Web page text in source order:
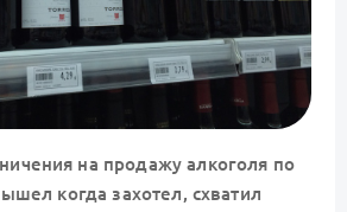
на продажу алкоголя по
когда захотел, схватил